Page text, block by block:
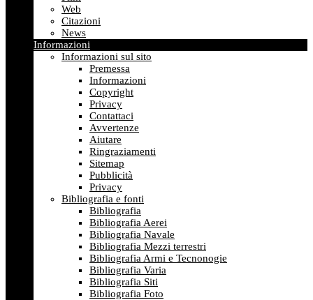
Web
Citazioni
News
Informazioni
Informazioni sul sito
Premessa
Informazioni
Copyright
Privacy
Contattaci
Avvertenze
Aiutare
Ringraziamenti
Sitemap
Pubblicità
Privacy
Bibliografia e fonti
Bibliografia
Bibliografia Aerei
Bibliografia Navale
Bibliografia Mezzi terrestri
Bibliografia Armi e Tecnonogie
Bibliografia Varia
Bibliografia Siti
Bibliografia Foto